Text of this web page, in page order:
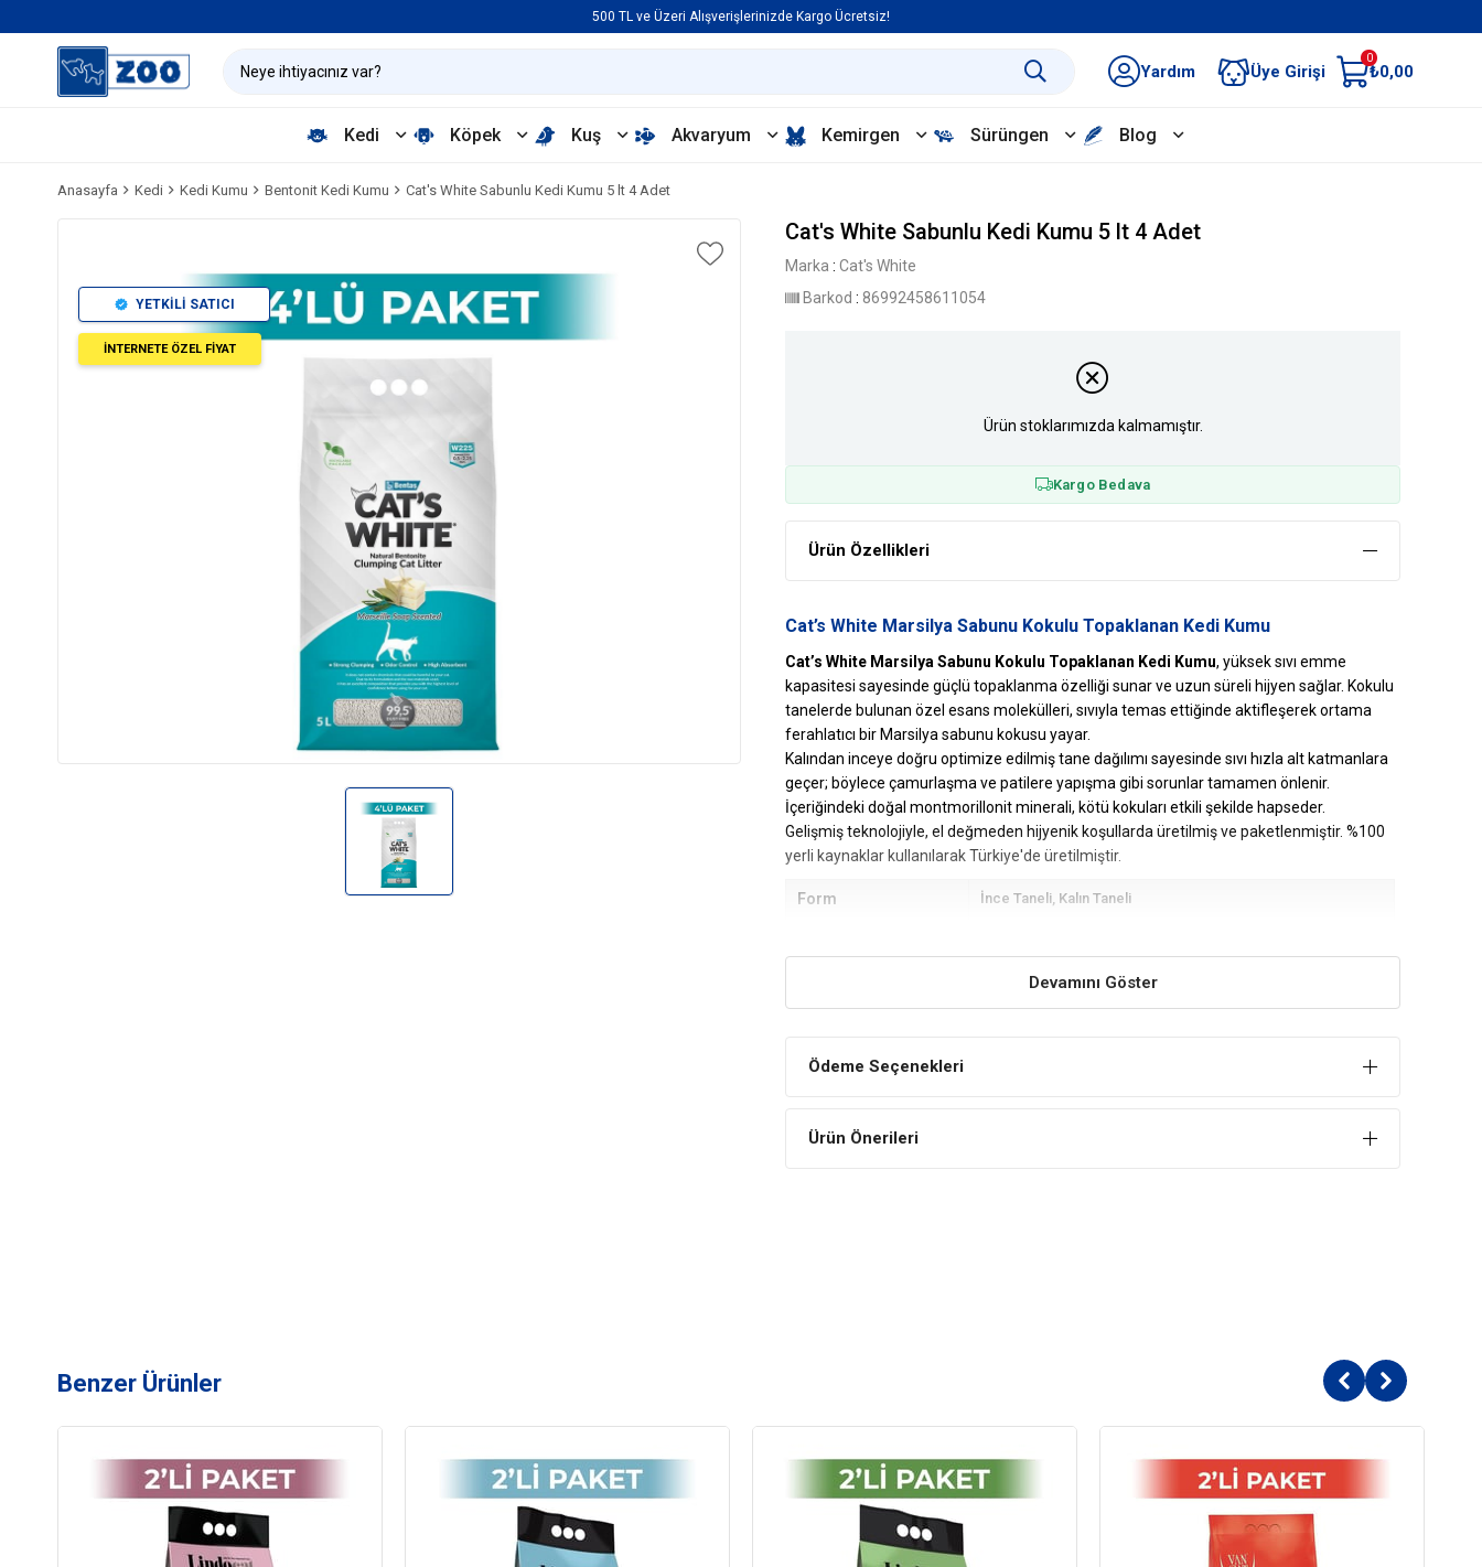
500 TL ve Üzeri Alışverişlerinizde Kargo Ücretsiz!
Yardım Üye Girişi
0
₺0,00
Kedi Köpek Kuş Akvaryum Kemirgen Sürüngen Blog
Anasayfa Kedi Kedi Kumu Bentonit Kedi Kumu Cat's White Sabunlu Kedi Kumu 5 lt 4 Adet
YETKİLİ SATICI
İNTERNETE ÖZEL FİYAT
Cat's White Sabunlu Kedi Kumu 5 lt 4 Adet
Marka : Cat's White
Barkod : 86992458611054
Ürün stoklarımızda kalmamıştır.
Kargo Bedava
Ürün Özellikleri
Cat’s White Marsilya Sabunu Kokulu Topaklanan Kedi Kumu
Cat’s White Marsilya Sabunu Kokulu Topaklanan Kedi Kumu, yüksek sıvı emme
kapasitesi sayesinde güçlü topaklanma özelliği sunar ve uzun süreli hijyen sağlar. Kokulu
tanelerde bulunan özel esans molekülleri, sıvıyla temas ettiğinde aktifleşerek ortama
ferahlatıcı bir Marsilya sabunu kokusu yayar.
Kalından inceye doğru optimize edilmiş tane dağılımı sayesinde sıvı hızla alt katmanlara
geçer; böylece çamurlaşma ve patilere yapışma gibi sorunlar tamamen önlenir.
İçeriğindeki doğal montmorillonit minerali, kötü kokuları etkili şekilde hapseder.
Gelişmiş teknolojiyle, el değmeden hijyenik koşullarda üretilmiş ve paketlenmiştir. %100
yerli kaynaklar kullanılarak Türkiye'de üretilmiştir.
Form İnce Taneli Kalın Taneli
Koku Önleyici Topaklanan
Özel İhtiyaç Ekstra Güçlü Hızlı Topaklanma Kokulu Sabunlu
Devamını Göster
Ödeme Seçenekleri
Ürün Önerileri
Benzer Ürünler